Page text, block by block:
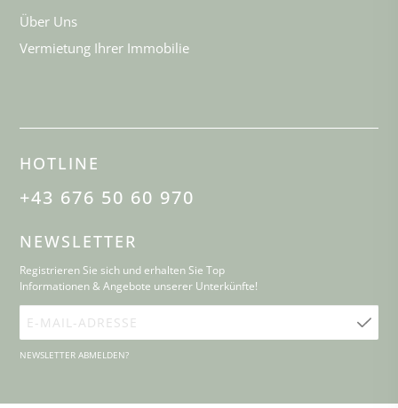
Über Uns
Vermietung Ihrer Immobilie
HOTLINE
+43 676 50 60 970
NEWSLETTER
Registrieren Sie sich und erhalten Sie Top
Informationen & Angebote unserer Unterkünfte!
E-
Mail-
NEWSLETTER ABMELDEN?